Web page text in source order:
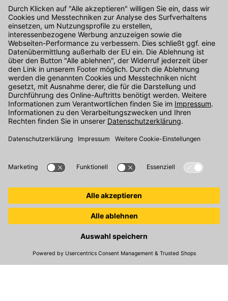
Kontakt
Unser Onlineshop Team ist montags bis freitags von 08:00 - 17:00
Uhr unter der Telefonnummer07071 / 151-151für Sie erreichbar.
Alternativ können Sie unser Kontaktformular nutzen.
Den Kontakt direkt in unsere Niederlassungen finden Sie
© 2026 Kemmler Baustoffe GmbH